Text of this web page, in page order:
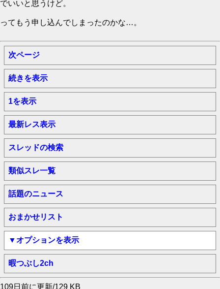
でいいと思うけど。
ってもう申し込んでしまったのかな…。
次ページ
続きを表示
1を表示
最新レス表示
スレッドの検索
類似スレ一覧
話題のニュース
おまかせリスト
▼オプションを表示
暇つぶし2ch
109日前に更新/129 KB